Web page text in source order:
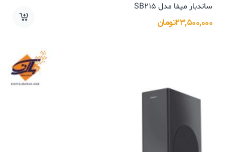
ساندبار میفا مدل SB215
۲۳,۵۰۰,۰۰۰تومان